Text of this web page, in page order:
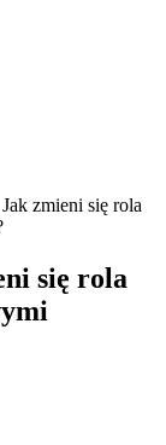
zmieni się rola
się rola